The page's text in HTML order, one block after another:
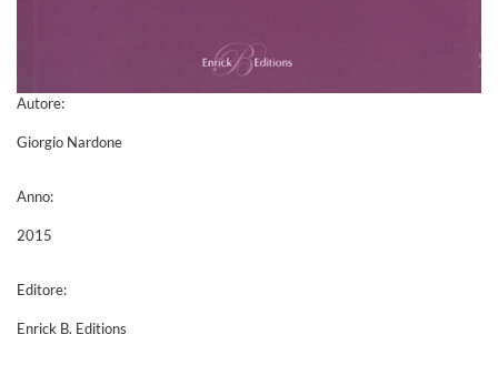
Autore:
Giorgio Nardone
Anno:
2015
Editore:
Enrick B. Editions